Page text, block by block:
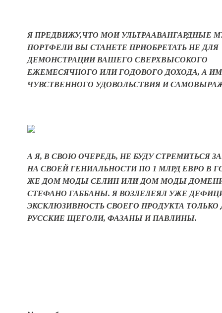
Я ПРЕДВИЖУ,ЧТО МОИ УЛЬТРААВАНГАРДНЫЕ
ПОРТФЕЛИ ВЫ СТАНЕТЕ ПРИОБРЕТАТЬ НЕ ДЛЯ
ДЕМОНСТРАЦИИ ВАШЕГО СВЕРХВЫСОКОГО
ЕЖЕМЕСЯЧНОГО ИЛИ ГОДОВОГО ДОХОДА, А
ЧУВСТВЕННОГО УДОВОЛЬСТВИЯ И
А Я, В СВОЮ ОЧЕРЕДЬ, НЕ БУДУ СТРЕМИТЬСЯ
НА СВОЕЙ ГЕНИАЛЬНОСТИ ПО 1 МЛРД ЕВРО В
ЖЕ ДОМ МОДЫ СЕЛИН ИЛИ ДОМ МОДЫ
СТЕФАНО ГАББАНЫ. Я ВОЗЛЕЛЕЯЛ УЖЕ
ЭКСКЛЮЗИВНОСТЬ СВОЕГО ПРОДУКТА ТОЛЬКО
РУССКИЕ ЩЕГОЛИ, ФАЗАНЫ И ПАВЛИНЫ.